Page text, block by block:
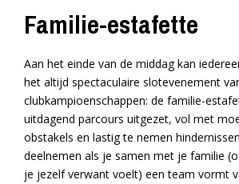
Familie-estafette
Aan het einde van de middag kan
het altijd spectaculaire slotevenement
clubkampioenschappen: de familie-
uitdagend parcours uitgezet, vol met
obstakels en lastig te nemen
deelnemen als je samen met je familie
je jezelf verwant voelt) een team vormt